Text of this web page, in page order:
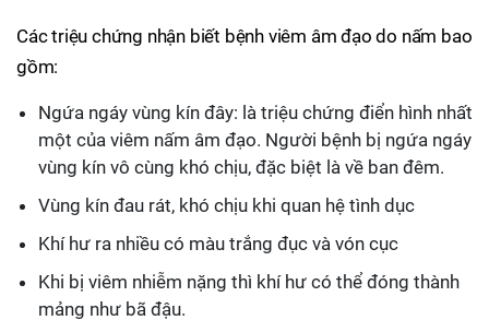
Các triệu chứng nhận biết bệnh viêm âm đạo do nấm bao
gồm:
Ngứa ngáy vùng kín đây: là triệu chứng điển hình nhất
một của viêm nấm âm đạo. Người bệnh bị ngứa ngáy
vùng kín vô cùng khó chịu, đặc biệt là về ban đêm.
Vùng kín đau rát, khó chịu khi quan hệ tình dục
Khí hư ra nhiều có màu trắng đục và vón cục
Khi bị viêm nhiễm nặng thì khí hư có thể đóng thành
mảng như bã đậu.